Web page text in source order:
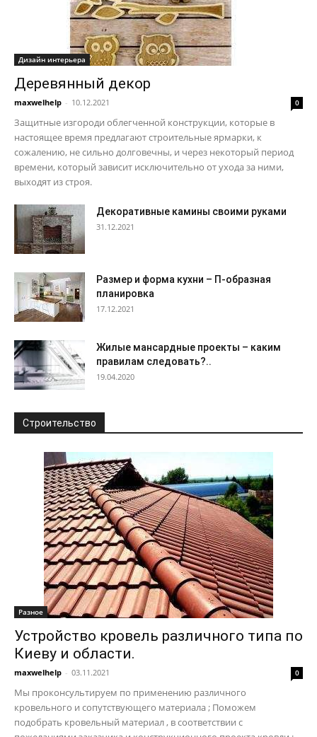
Дизайн интерьера
Деревянный декор
maxwelhelp - 10.12.2021 0
Защитные изгороди облегченной конструкции, которые в
настоящее время предлагают строительные ярмарки, к
сожалению, не сильно долговечны, и через некоторый период
времени, который зависит исключительно от ухода за ними,
выходят из строя.
Декоративные камины своими руками
31.12.2021
Размер и форма кухни – П-образная
планировка
17.12.2021
Жилые мансардные проекты – каким
правилам следовать?..
19.04.2020
Строительство
Разное
Устройство кровель различного типа по
Киеву и области.
maxwelhelp - 03.11.2021 0
Мы проконсультируем по применению различного
кровельного и сопутствующего материала ; Поможем
подобрать кровельный материал , в соответствии с